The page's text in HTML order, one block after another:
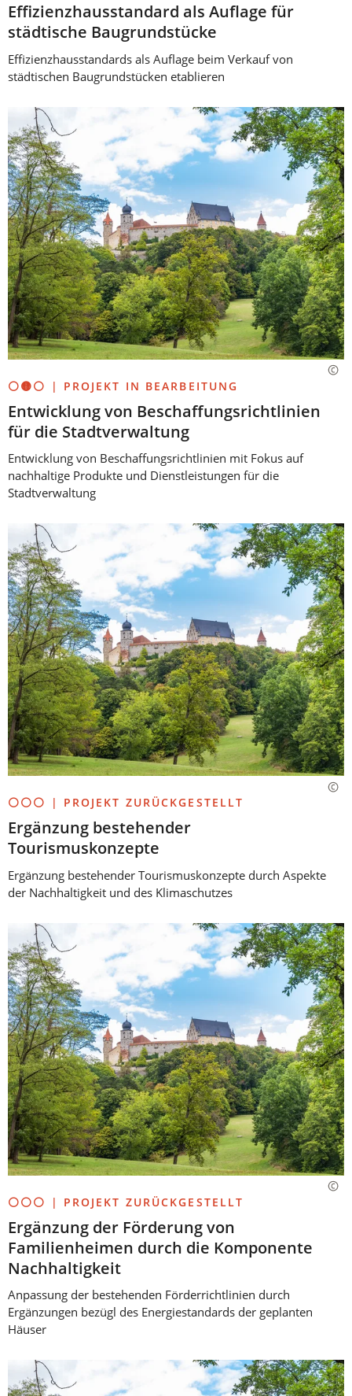
Effizienzhausstandard als Auflage für
städtische Baugrundstücke
Effizienzhausstandards als Auflage beim Verkauf von
städtischen Baugrundstücken etablieren
⚪🟡⚪ | PROJEKT IN BEARBEITUNG
Entwicklung von Beschaffungsrichtlinien
für die Stadtverwaltung
Entwicklung von Beschaffungsrichtlinien mit Fokus auf
nachhaltige Produkte und Dienstleistungen für die
Stadtverwaltung
⚪⚪⚪ | PROJEKT ZURÜCKGESTELLT
Ergänzung bestehender
Tourismuskonzepte
Ergänzung bestehender Tourismuskonzepte durch Aspekte
der Nachhaltigkeit und des Klimaschutzes
⚪⚪⚪ | PROJEKT ZURÜCKGESTELLT
Ergänzung der Förderung von
Familienheimen durch die Komponente
Nachhaltigkeit
Anpassung der bestehenden Förderrichtlinien durch
Ergänzungen bezügl des Energiestandards der geplanten
Häuser